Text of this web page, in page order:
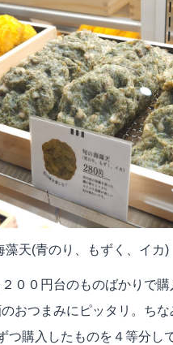
藻天(青のり、もずく、イカ)
００円台のものばかりで
おつまみにピッタリ。ち
つ購入したものを４等分し